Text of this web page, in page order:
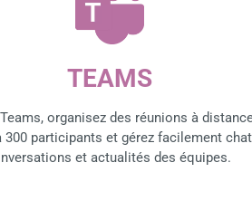
TEAMS
organisez des réunions à
300 participants et gérez facilement
et actualités des équipes.